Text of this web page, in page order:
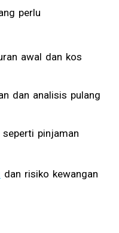
perlu
awal dan kos
dan analisis pulang
seperti pinjaman
dan risiko kewangan